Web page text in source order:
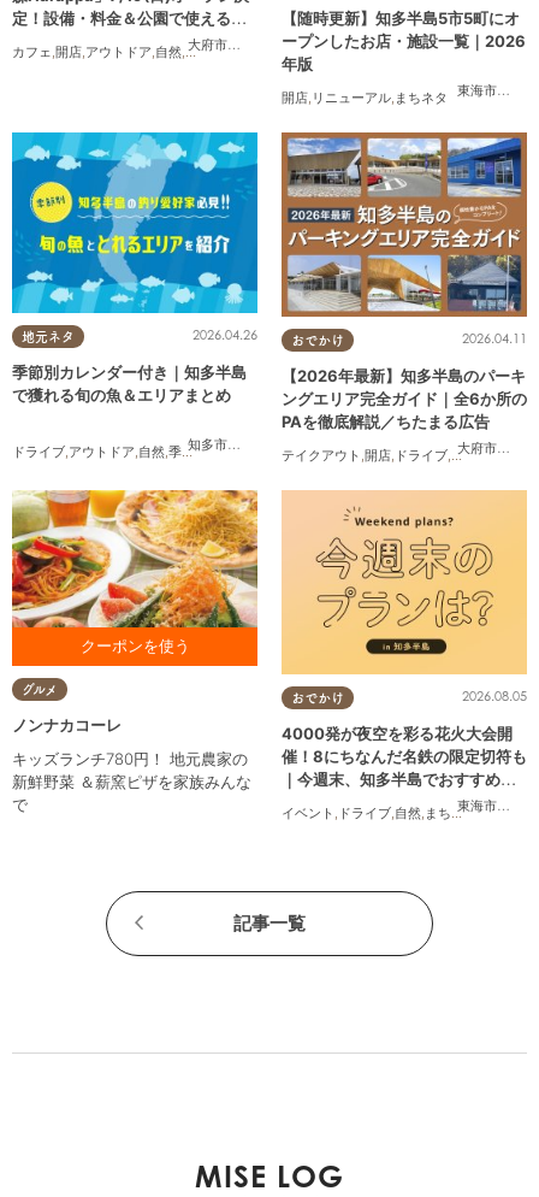
大府市
,東浦町
定！設備・料金＆公園で使えるレ
カフェ 開店 アウトドア 自然 まちネタ, ,ペット,トレンド KURUTOHP
東海市
,大府
【随時更新】知多半島5市5町にオ
ープンしたお店・施設一覧｜2026
年版
開店, リニューアル, まちネタ
地元ネタ
知多市
,半田市
2026.04.26
季節別カレンダー付き｜知多半島
で獲れる旬の魚＆エリアまとめ
ドライブ アウトドア 自然 季節ネタ
おでかけ
大府市
,阿久
2026.04.11
【2026年最新】知多半島のパーキ
ングエリア完全ガイド｜全6か所の
PAを徹底解説／ちたまる広告
テイクアウト ,開店, ドライブ,観光, ちたまる
お食事をご利用の方に カタラ
ーナプレゼント ※1クーポンで
最大4名様まで対応
グルメ
ノンナカコーレ
キッズランチ780円！ 地元農家の
新鮮野菜 ＆薪窯ピザを家族みんな
で
おでかけ
東海市
,大府
2026.08.05
4000発が夜空を彩る花火大会開
催！8にちなんだ名鉄の限定切符も
｜今週末、知多半島でおすすめの
プラン【8/8(土)・9(日)】
イベント ドライブ 自然 まちネタ ,季節ネタ
記事一覧
MISE LOG